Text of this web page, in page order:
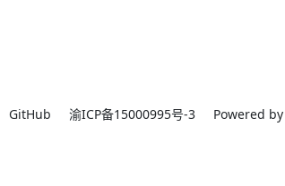
GitHub 渝ICP备15000995号-3 Powered